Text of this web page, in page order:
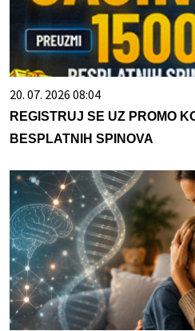
20. 07. 2026 08:04
REGISTRUJ SE UZ PROMO
BESPLATNIH SPINOVA